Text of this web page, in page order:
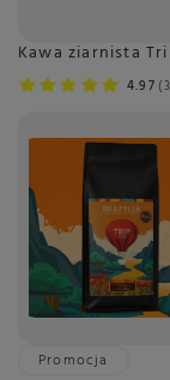
Kawa ziarnista
4.97
Promocja